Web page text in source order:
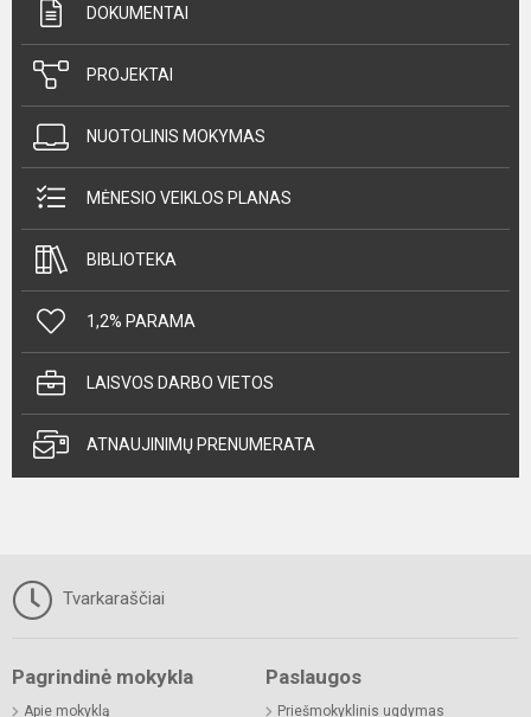
DOKUMENTAI
PROJEKTAI
NUOTOLINIS MOKYMAS
MĖNESIO VEIKLOS PLANAS
BIBLIOTEKA
1,2% PARAMA
LAISVOS DARBO VIETOS
ATNAUJINIMŲ PRENUMERATA
Tvarkaraščiai
Pagrindinė mokykla
Apie mokyklą
Paslaugos
Priešmokyklinis ugdymas